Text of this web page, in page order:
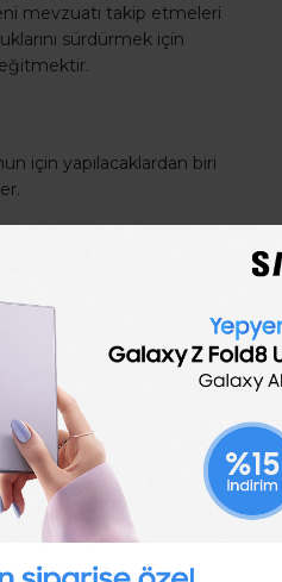
mevzuatı takip etmeleri
sürdürmek için
için yapılacaklardan biri
gelişme ve büyüme fırsatları
ve olumlu bir iş yeri kültürü
tutar ve çalışanları motive
sağlamada çok önemli bir
sağlayan, çalışanların işleriyle
sorumludurlar.
sahip olduklarını bilmeleri
gibi dış kaynakları